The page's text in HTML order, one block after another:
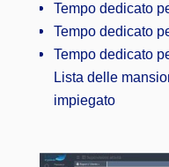
Tempo dedicato
Tempo dedicato
Tempo dedicato
Lista delle
impiegato